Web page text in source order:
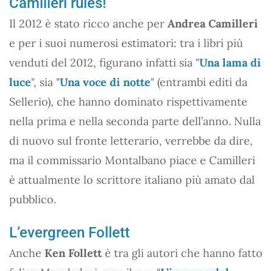
Il 2012 è stato ricco anche per Andrea Camilleri
e per i suoi numerosi estimatori: tra i libri più
venduti del 2012, figurano infatti sia "Una lama di
luce", sia "Una voce di notte" (entrambi editi da
Sellerio), che hanno dominato rispettivamente
nella prima e nella seconda parte dell’anno. Nulla
di nuovo sul fronte letterario, verrebbe da dire,
ma il commissario Montalbano piace e Camilleri
è attualmente lo scrittore italiano più amato dal
pubblico.
L’evergreen Follett
Anche Ken Follettè tra gli autori che hanno fatto